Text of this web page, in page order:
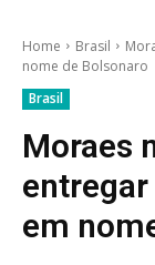
Home Brasil
nome de Bolsonaro
Brasil
Moraes
em